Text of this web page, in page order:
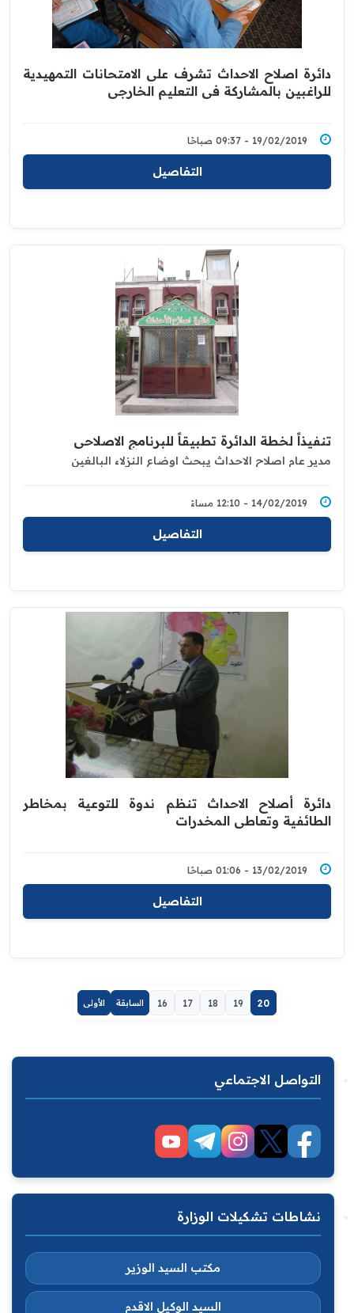
دائرة اصلاح الاحداث تشرف على الامتحانات التمهيدية
للراغبين بالمشاركة في التعليم الخارجي
19/02/2019 - 09:37 صباحًا
التفاصيل
تنفيذاً لخطة الدائرة تطبيقاً للبرنامج الاصلاحي
مدير عام اصلاح الاحداث يبحث اوضاع النزلاء البالغين
14/02/2019 - 12:10 مساءً
التفاصيل
دائرة أصلاح الاحداث تنظم ندوة للتوعية بمخاطر
الطائفية ‏وتعاطي المخدرات
13/02/2019 - 01:06 صباحًا
التفاصيل
الأولى السابقة 16 17 18 19 20
التواصل الاجتماعي
نشاطات تشكيلات الوزارة
مكتب السيد الوزير
السيد الوكيل الاقدم